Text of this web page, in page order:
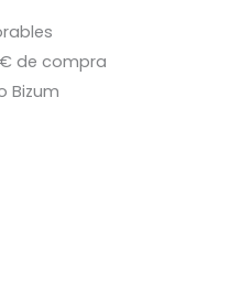
de compra
Bizum